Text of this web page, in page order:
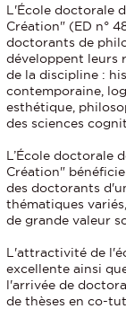
L'École doctorale
Création" (ED n°
doctorants de
développent leurs
de la discipline :
contemporaine,
esthétique,
des sciences
L’École doctorale
Création"
des doctorants
thématiques
de grande valeur
L'attractivité de
excellente ainsi
l'arrivée de
de thèses en co-